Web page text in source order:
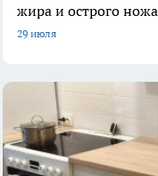
жира и острого ножа
29 июля